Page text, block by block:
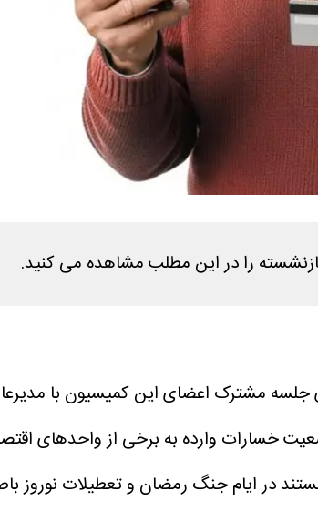
را در این مطلب مشاهده می کنید.
جلسه مشترک اعضای این کمیسیون با
خسارات وارده به برخی از واحدهای
در ایام جنگ رمضان و تعطیلات